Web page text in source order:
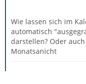
Wie lassen sich im
automatisch
darstellen? Oder
Monatsanicht